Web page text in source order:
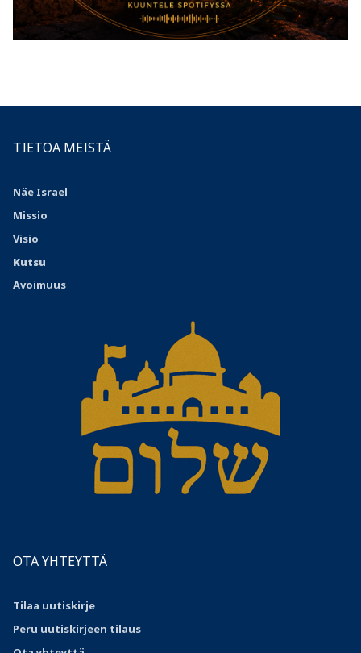
TIETOA MEISTÄ
Näe Israel
Missio
Visio
Kutsu
Avoimuus
OTA YHTEYTTÄ
Tilaa uutiskirje
Peru uutiskirjeen tilaus